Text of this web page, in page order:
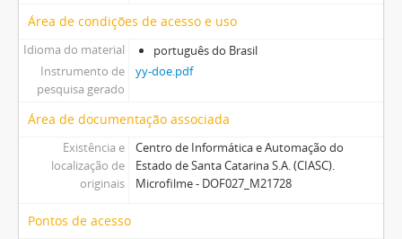
Área de condições de acesso e uso
Idioma do material
português do Brasil
Instrumento de
pesquisa gerado
yy-doe.pdf
Área de documentação associada
Existência e
localização de
originais
Centro de Informática e Automação do
Estado de Santa Catarina S.A. (CIASC).
Microfilme - DOF027_M21728
Pontos de acesso